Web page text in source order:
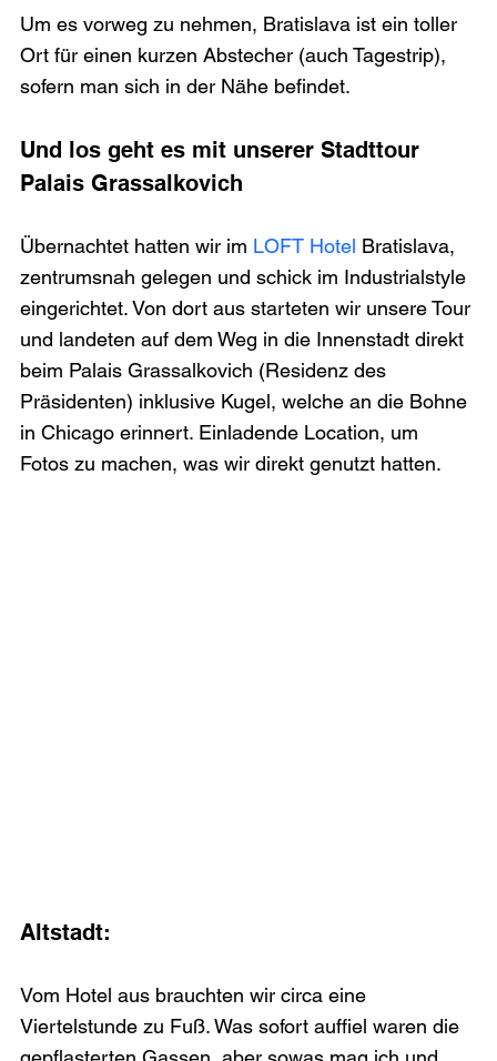
Um es vorweg zu nehmen, Bratislava ist ein toller
Ort für einen kurzen Abstecher (auch Tagestrip),
Und los geht es mit unserer Stadttour
Palais Grassalkovich
Übernachtet hatten wir im LOFT Hotel Bratislava,
zentrumsnah gelegen und schick im Industrialstyle
eingerichtet. Von dort aus starteten wir unsere Tour
und landeten auf dem Weg in die Innenstadt direkt
beim Palais Grassalkovich (Residenz des
Präsidenten) inklusive Kugel, welche an die Bohne
in Chicago erinnert. Einladende Location, um
Fotos zu machen, was wir direkt genutzt hatten.
Altstadt:
Vom Hotel aus brauchten wir circa eine
Viertelstunde zu Fuß. Was sofort auffiel waren die